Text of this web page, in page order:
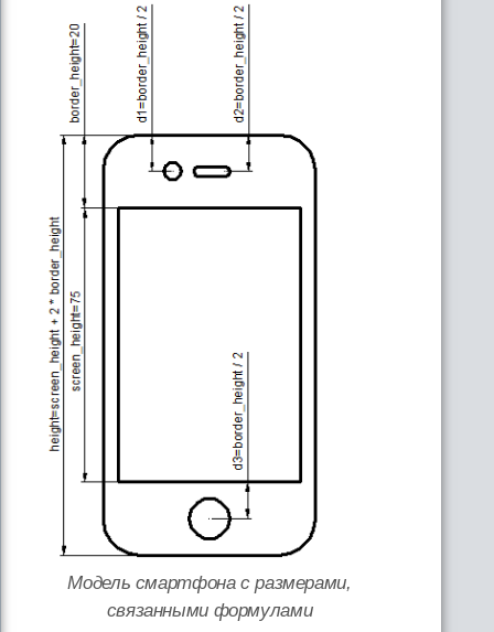
Модель смартфона с размерами,
связанными формулами